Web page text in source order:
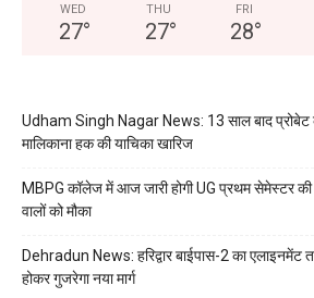
WED
27°
THU
27°
FRI
28°
Udham Singh Nagar News: 13 साल बाद प्रोबेट
मालिकाना हक की याचिका खारिज
MBPG कॉलेज में आज जारी होगी UG प्रथम सेमेस्टर
वालों को मौका
Dehradun News: हरिद्वार बाईपास-2 का एलाइनमेंट
होकर गुजरेगा नया मार्ग